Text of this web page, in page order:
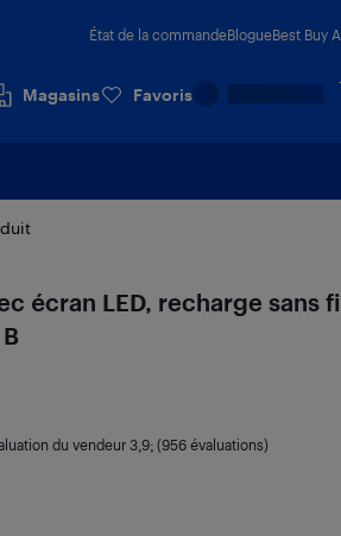
État de la commandeBlogueBest Buy
Magasins Favoris
écran LED, recharge sans
du vendeur 3,9; (956 évaluations)